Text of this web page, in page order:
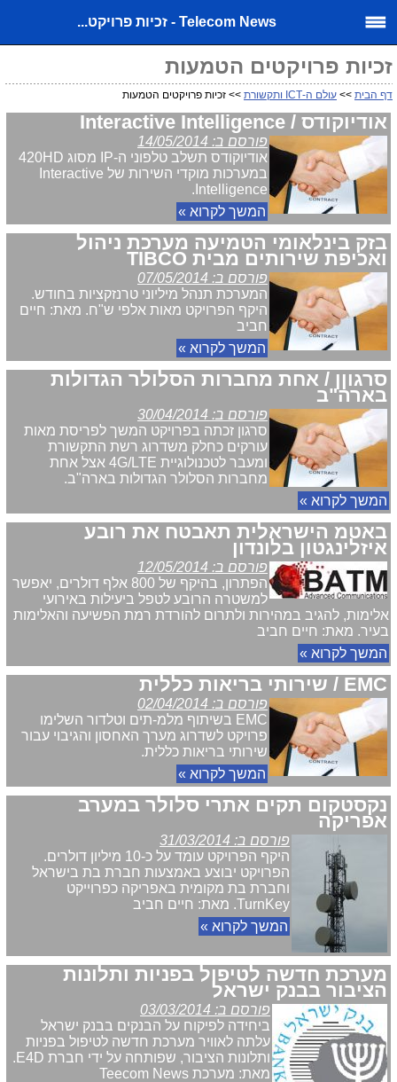
Telecom News - זכיות פרויקט...
זכיות פרויקטים הטמעות
דף הבית >> עולם ה-ICT ותקשורת >> זכיות פרויקטים הטמעות
אודיוקודס / Interactive Intelligence
פורסם ב: 14/05/2014
אודיוקודס תשלב טלפוני ה-IP מסוג 420HD
במערכות מוקדי השירות של Interactive
Intelligence.
המשך לקרוא »
בזק בינלאומי הטמיעה מערכת ניהול
ואכיפת שירותים מבית TIBCO
פורסם ב: 07/05/2014
המערכת תנהל מיליוני טרנזקציות בחודש.
היקף הפרויקט מאות אלפי ש"ח. מאת: חיים
חביב
המשך לקרוא »
סרגוןן / אחת מחברות הסלולר הגדולות
בארה"ב
פורסם ב: 30/04/2014
סרגון זכתה בפרויקט המשך לפריסת מאות
עורקים כחלק משדרוג רשת התקשורת
ומעבר לטכנולוגיית 4G/LTE אצל אחת
מחברות הסלולר הגדולות בארה"ב.
המשך לקרוא »
באטמ הישראלית תאבטח את רובע
איזלינגטון בלונדון
פורסם ב: 12/05/2014
הפתרון, בהיקף של 800 אלף דולרים, יאפשר
למשטרה הרובע לטפל ביעילות באירועי
אלימות, להגיב במהירות ולתרום להורדת רמת הפשיעה והאלימות
בעיר. מאת: חיים חביב
המשך לקרוא »
EMC / שירותי בריאות כללית
פורסם ב: 02/04/2014
EMC בשיתוף מלמ-תים וטלדור השלימו
פרויקט לשדרוג מערך האחסון והגיבוי עבור
שירותי בריאות כללית.
המשך לקרוא »
נקסטקום תקים אתרי סלולר במערב
אפריקה
פורסם ב: 31/03/2014
היקף הפרויקט עומד על כ-10 מיליון דולרים.
הפרויקט יבוצע באמצעות חברת בת בישראל
וחברת בת מקומית באפריקה כפרוייקט
TurnKey. מאת: חיים חביב
המשך לקרוא »
מערכת חדשה לטיפול בפניות ותלונות
הציבור בבנק ישראל
פורסם ב: 03/03/2014
ביחידה לפיקוח על הבנקים בבנק ישראל
עלתה לאוויר מערכת חדשה לטיפול בפניות
ותלונות הציבור, שפותחה על ידי חברת E4D.
מאת: מערכת Teecom News